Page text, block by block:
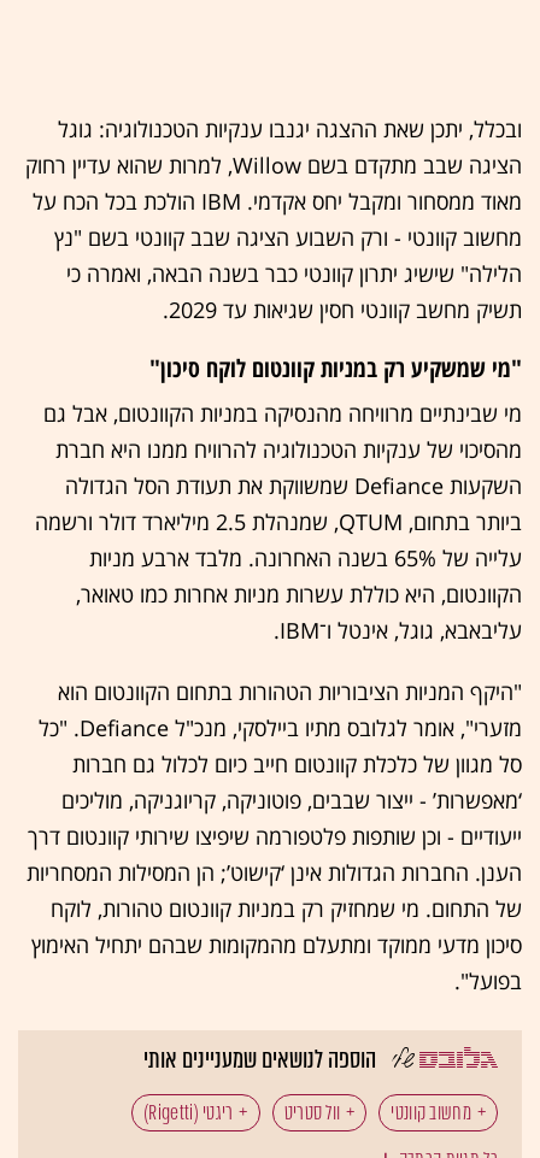
ובכלל, יתכן שאת ההצגה יגנבו ענקיות הטכנולוגיה: גוגל
הציגה שבב מתקדם בשם Willow, למרות שהוא עדיין רחוק
מאוד ממסחור ומקבל יחס אקדמי. IBM הולכת בכל הכח על
מחשוב קוונטי - ורק השבוע הציגה שבב קוונטי בשם "נץ
הלילה" שישיג יתרון קוונטי כבר בשנה הבאה, ואמרה כי
תשיק מחשב קוונטי חסין שגיאות עד 2029.
"מי שמשקיע רק במניות קוונטום לוקח סיכון"
מי שבינתיים מרוויחה מהנסיקה במניות הקוונטום, אבל גם
מהסיכוי של ענקיות הטכנולוגיה להרוויח ממנו היא חברת
השקעות Defiance שמשווקת את תעודת הסל הגדולה
ביותר בתחום, QTUM, שמנהלת 2.5 מיליארד דולר ורשמה
עלייה של 65% בשנה האחרונה. מלבד ארבע מניות
הקוונטום, היא כוללת עשרות מניות אחרות כמו טאואר,
עליבאבא, גוגל, אינטל ו־IBM.
"היקף המניות הציבוריות הטהורות בתחום הקוונטום הוא
מזערי", אומר לגלובס מתיו ביילסקי, מנכ"ל Defiance. "כל
סל מגוון של כלכלת קוונטום חייב כיום לכלול גם חברות
‘מאפשרות’ - ייצור שבבים, פוטוניקה, קריוגניקה, מוליכים
ייעודיים - וכן שותפות פלטפורמה שיפיצו שירותי קוונטום דרך
הענן. החברות הגדולות אינן ‘קישוט’; הן המסילות המסחריות
של התחום. מי שמחזיק רק במניות קוונטום טהורות, לוקח
סיכון מדעי ממוקד ומתעלם מהמקומות שבהם יתחיל האימוץ
בפועל".
הוספה לנושאים שמעניינים אותי
מחשוב קוונטי וול סטריט
ריגטי (Rigetti)